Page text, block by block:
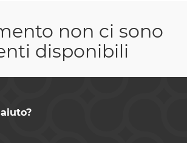
non ci sono
disponibili